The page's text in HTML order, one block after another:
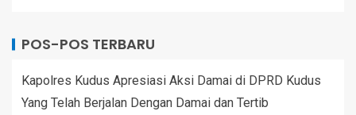
POS-POS TERBARU
Kapolres Kudus Apresiasi Aksi Damai di DPRD Kudus
Yang Telah Berjalan Dengan Damai dan Tertib